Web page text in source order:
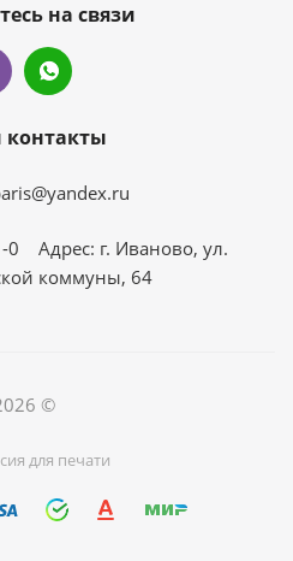
на связи
0 Адрес: г. Иваново, ул.
коммуны, 64
©
для печати